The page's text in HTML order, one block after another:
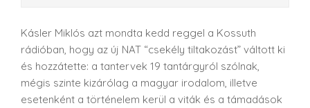
Kásler Miklós azt mondta kedd reggel a Kossuth
rádióban, hogy az új NAT “csekély tiltakozást” váltott ki
és hozzátette: a tantervek 19 tantárgyról szólnak,
mégis szinte kizárólag a magyar irodalom, illetve
esetenként a történelem kerül a viták és a támadások